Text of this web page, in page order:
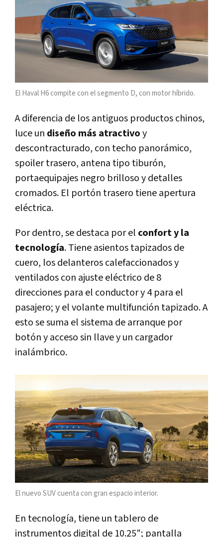
El Haval H6 compite con el segmento D, con motor híbrido.
A diferencia de los antiguos productos chinos,
luce un diseño más atractivoy
descontracturado, con techo panorámico,
spoiler trasero, antena tipo tiburón,
portaequipajes negro brilloso y detalles
cromados. El portón trasero tiene apertura
eléctrica.
Por dentro, se destaca por el confort y la
tecnología. Tiene asientos tapizados de
cuero, los delanteros calefaccionados y
ventilados con ajuste eléctrico de 8
direcciones para el conductor y 4 para el
pasajero; y el volante multifunción tapizado. A
esto se suma el sistema de arranque por
botón y acceso sin llave y un cargador
inalámbrico.
El nuevo SUV cuenta con gran espacio interior.
En tecnología, tiene un tablero de
instrumentos digital de 10.25"; pantalla